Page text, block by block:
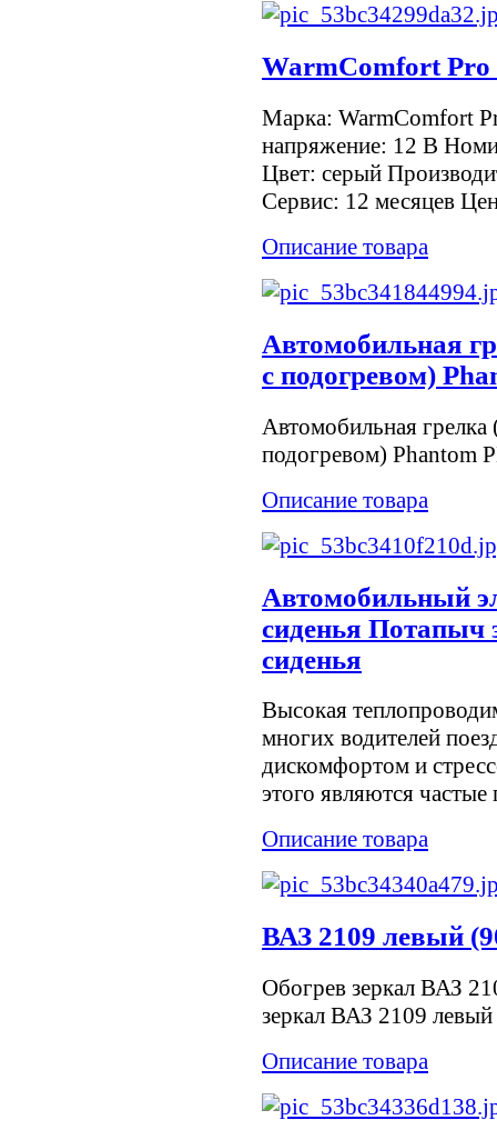
WarmComfort Pro
Марка: WarmComfort
напряжение: 12 В
Цвет: серый
Сервис: 12 месяцев
Описание товара
Автомобильная
с подогревом)
Автомобильная грелка
подогревом) Phantom
Описание товара
Автомобильный
сиденья Потапыч
сиденья
Высокая
многих водителей
дискомфортом и
этого являются частые
Описание товара
ВАЗ 2109 левый
Обогрев зеркал ВАЗ
зеркал ВАЗ 2109
Описание товара